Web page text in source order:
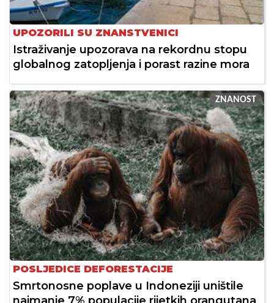
UPOZORILI SU ZNANSTVENICI
Istraživanje upozorava na rekordnu stopu
globalnog zatopljenja i porast razine mora
ZNANOST
POSLJEDICE DEFORESTACIJE
Smrtonosne poplave u Indoneziji uništile